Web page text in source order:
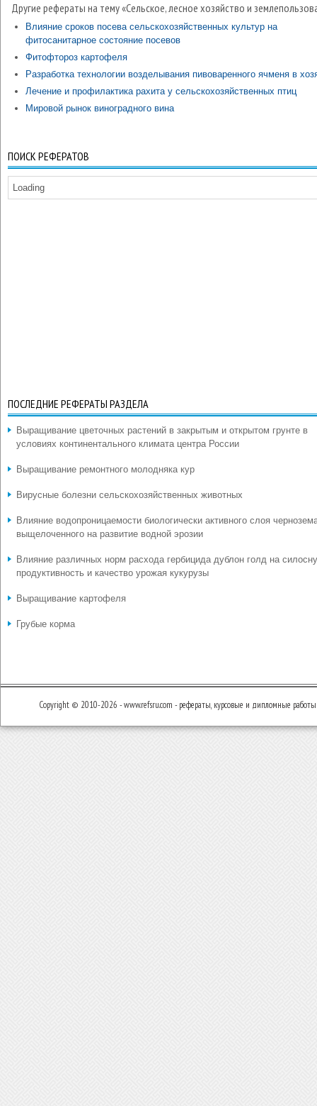
Другие рефераты на тему «Сельское, лесное хозяйство и
Влияние сроков посева сельскохозяйственных культур на
фитосанитарное состояние посевов
Фитофтороз картофеля
Разработка технологии возделывания пивоваренного ячменя в
Лечение и профилактика рахита у сельскохозяйственных птиц
Мировой рынок виноградного вина
ПОИСК РЕФЕРАТОВ
Loading
ПОСЛЕДНИЕ РЕФЕРАТЫ РАЗДЕЛА
Выращивание цветочных растений в закрытым и открытом грунте в
условиях континентального климата центра России
Выращивание ремонтного молодняка кур
Вирусные болезни сельскохозяйственных животных
Влияние водопроницаемости биологически активного слоя
выщелоченного на развитие водной эрозии
Влияние различных норм расхода гербицида дублон голд на
продуктивность и качество урожая кукурузы
Выращивание картофеля
Грубые корма
Copyright © 2010-2026 - www.refsru.com - рефераты, курсовые и дипломные работы